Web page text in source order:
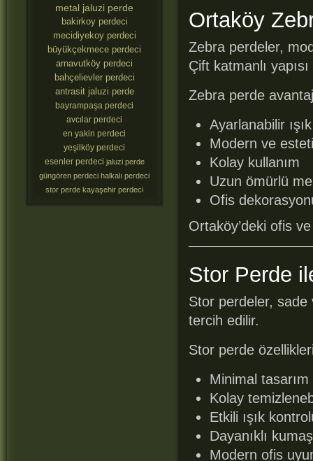
Ortaköy
Zebra perdeler,
Çift katmanlı
Zebra perde
Ayarlanabilir
Modern ve
Kolay kullanım
Uzun ömürlü
Ofis
Ortaköy’deki ofis
Stor Perde
Stor perdeler, sade
tercih edilir.
Stor perde
Minimal tasarım
Kolay
Etkili ışık
Dayanıklı
Modern ofis
metal jaluzi perde
bakirkoy perdeci
mecidiyekoy perdeci
büyükçekmece perdeci
arnavutköy perdeci
bahçelievler perdeci
antrasit jaluzi perde
bayrampaşa perdeci
avcılar perdeci
en yakin perdeci
yeşilköy perdeci
esenler perdeci jaluzi perde
güngören perdeci halkalı perdeci
stor perde kayaşehir perdeci